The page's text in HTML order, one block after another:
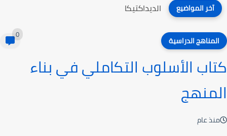
آخر المواضيع القياس والتقويم في اللغة العربية
المناهج الدراسية 0
كتاب الأسلوب التكاملي في بناء
المنهج
منذ عام